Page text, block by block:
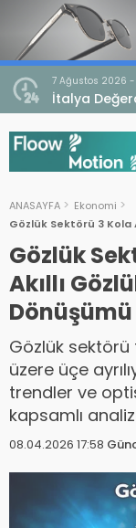
7 Ağustos 2026 -
İtalya
Devam
ANASAYFA
Ekonomi
Gözlük Sektörü 3 Kola
Dönüşümü
Gözlük
Akıllı
Dönüşümü
Gözlük
üzere üçe
trendler ve
kapsamlı
08.04.2026 17:58